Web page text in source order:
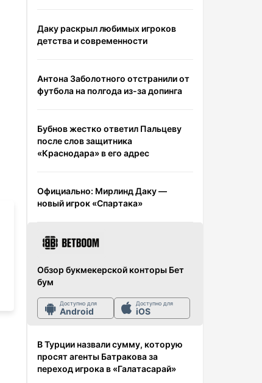
Даку раскрыл любимых игроков
детства и современности
Антона Заболотного отстранили от
футбола на полгода из-за допинга
Бубнов жестко ответил Пальцеву
после слов защитника
«Краснодара» в его адрес
Официально: Мирлинд Даку —
новый игрок «Спартака»
Обзор букмекерской конторы Бет
бум
Доступно для
Android
Доступно для
iOS
В Турции назвали сумму, которую
просят агенты Батракова за
переход игрока в «Галатасарай»